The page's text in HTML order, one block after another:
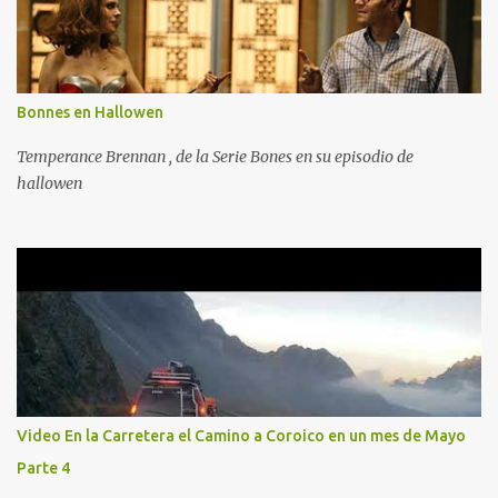
Bonnes en Hallowen
Temperance Brennan , de la Serie Bones en su episodio de
hallowen
Video En la Carretera el Camino a Coroico en un mes de Mayo
Parte 4